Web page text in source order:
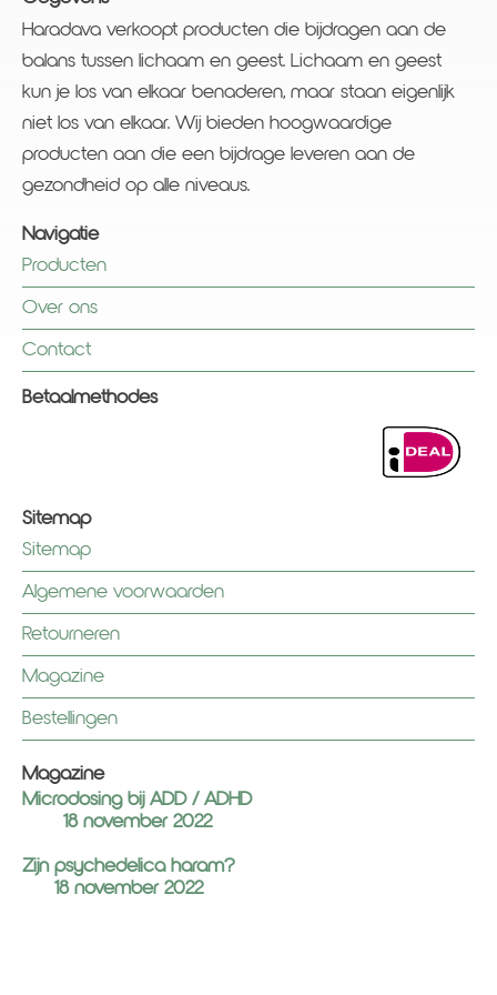
Haradava verkoopt producten die bijdragen aan de
balans tussen lichaam en geest. Lichaam en geest
kun je los van elkaar benaderen, maar staan eigenlijk
niet los van elkaar. Wij bieden hoogwaardige
producten aan die een bijdrage leveren aan de
gezondheid op alle niveaus.
Navigatie
Producten
Over ons
Contact
Betaalmethodes
Sitemap
Sitemap
Algemene voorwaarden
Retourneren
Magazine
Bestellingen
Magazine
Microdosing bij ADD / ADHD
18 november 2022
Zijn psychedelica haram?
18 november 2022